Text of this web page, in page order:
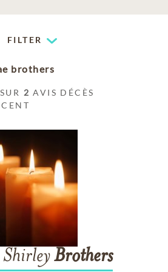
FILTER
brothers
SUR 2 AVIS DÉCÈS
ShirleyBrothers